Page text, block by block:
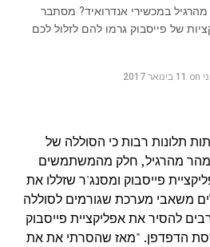
במכשירי אנדרואיד? מסתבר
של פייסבוק גרמו להם לזלול לכם
on 11 בינואר 2017
תלונות רבות כי הסוללה של
מהר מהרגיל, חלק מהמשתמשים
פייסבוק ומסנג'ר שזללו את
משאבי מערכת שגורמים לסוללה
להסיר את אפליקציית פייסבוק
הדפדפן. "מאז שהסרתי את את